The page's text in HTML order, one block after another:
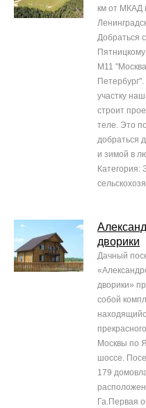
км от МКАД
Добраться
М11
участку
строит
теле. Это
добраться
и зимой в
Категория:
дворики
Дачный
дворики»
собой
Москвы по
шоссе.
179
Га.Первая